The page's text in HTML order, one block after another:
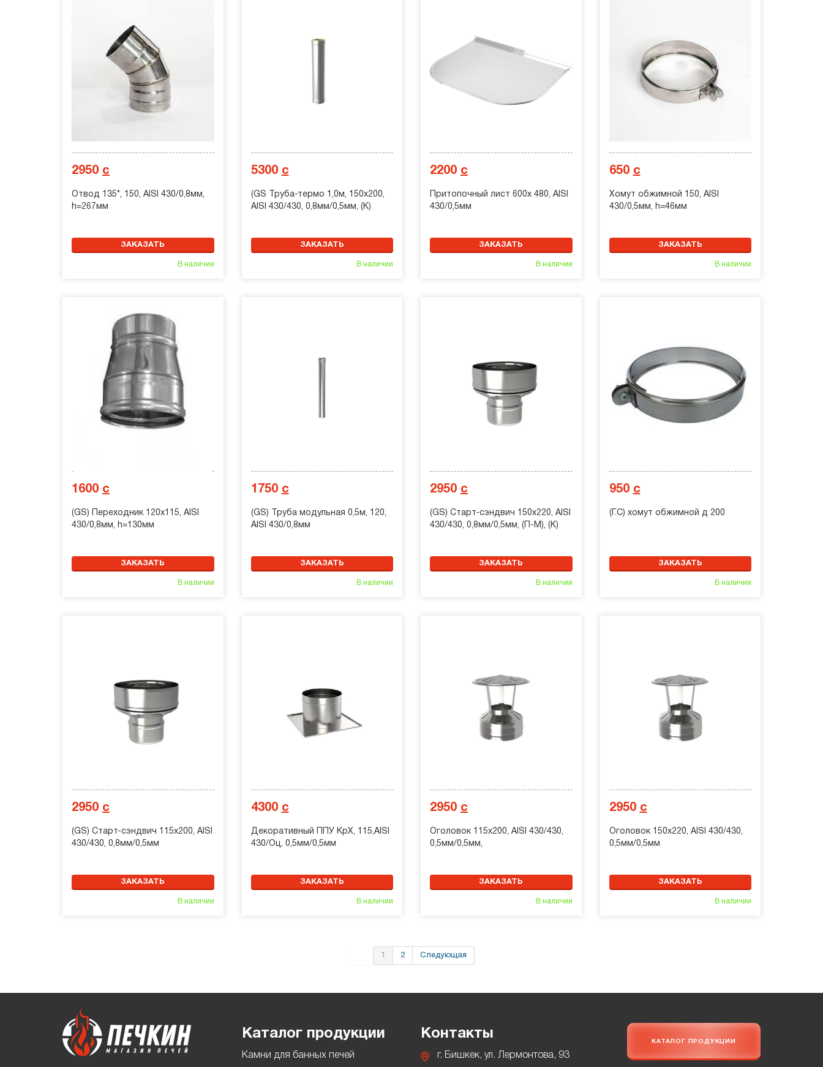
2950 с
Отвод 135*, 150, AISI 430/0,8мм,
h=267мм
ЗАКАЗАТЬ
В наличии
5300 с
(GS Труба-термо 1,0м, 150х200,
AISI 430/430, 0,8мм/0,5мм, (К)
ЗАКАЗАТЬ
В наличии
2200 с
Притопочный лист 600х 480, AISI
430/0,5мм
ЗАКАЗАТЬ
В наличии
650 с
Хомут обжимной 150, AISI
430/0,5мм, h=46мм
ЗАКАЗАТЬ
В наличии
1600 с
(GS) Переходник 120х115, AISI
430/0,8мм, h=130мм
ЗАКАЗАТЬ
В наличии
1750 с
(GS) Труба модульная 0,5м, 120,
AISI 430/0,8мм
ЗАКАЗАТЬ
В наличии
2950 с
(GS) Старт-сэндвич 150х220, AISI
430/430, 0,8мм/0,5мм, (П-М), (К)
ЗАКАЗАТЬ
В наличии
950 с
(Г.С) хомут обжимной д 200
ЗАКАЗАТЬ
В наличии
2950 с
(GS) Старт-сэндвич 115х200, AISI
430/430, 0,8мм/0,5мм
ЗАКАЗАТЬ
В наличии
4300 с
Декоративный ППУ КрХ, 115,AISI
430/Оц, 0,5мм/0,5мм
ЗАКАЗАТЬ
В наличии
2950 с
Оголовок 115х200, AISI 430/430,
0,5мм/0,5мм,
ЗАКАЗАТЬ
В наличии
2950 с
Оголовок 150х220, AISI 430/430,
0,5мм/0,5мм
ЗАКАЗАТЬ
В наличии
1 2 Следующая
Каталог продукции
Камни для банных печей
Контакты
г. Бишкек, ул. Лермонтова, 93
КАТАЛОГ ПРОДУКЦИИ